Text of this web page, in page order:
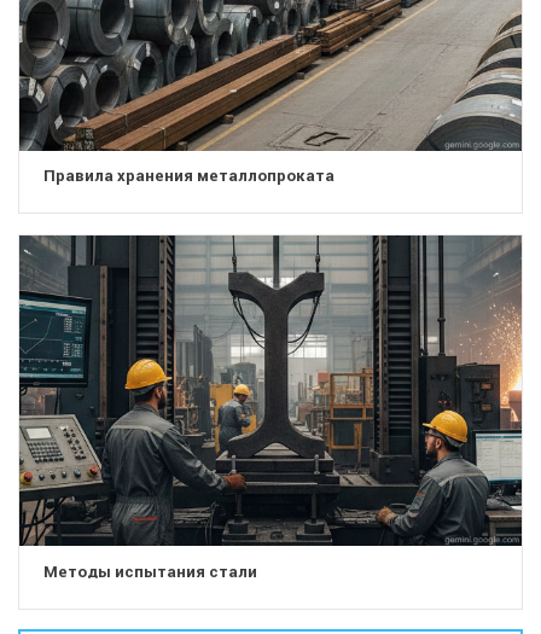
Правила хранения металлопроката
Методы испытания стали